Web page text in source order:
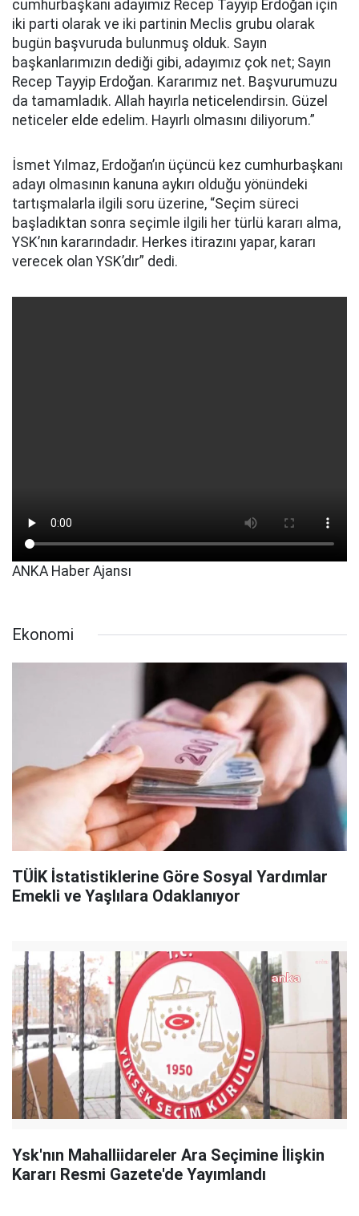
cumhurbaşkanı adayımız Recep Tayyip Erdoğan için
iki parti olarak ve iki partinin Meclis grubu olarak
bugün başvuruda bulunmuş olduk. Sayın
başkanlarımızın dediği gibi, adayımız çok net; Sayın
Recep Tayyip Erdoğan. Kararımız net. Başvurumuzu
da tamamladık. Allah hayırla neticelendirsin. Güzel
neticeler elde edelim. Hayırlı olmasını diliyorum.”
İsmet Yılmaz, Erdoğan’ın üçüncü kez cumhurbaşkanı
adayı olmasının kanuna aykırı olduğu yönündeki
tartışmalarla ilgili soru üzerine, “Seçim süreci
başladıktan sonra seçimle ilgili her türlü kararı alma,
YSK’nın kararındadır. Herkes itirazını yapar, kararı
verecek olan YSK’dır” dedi.
ANKA Haber Ajansı
Ekonomi
TÜİK İstatistiklerine Göre Sosyal Yardımlar
Emekli ve Yaşlılara Odaklanıyor
Ysk'nın Mahalliidareler Ara Seçimine İlişkin
Kararı Resmi Gazete'de Yayımlandı